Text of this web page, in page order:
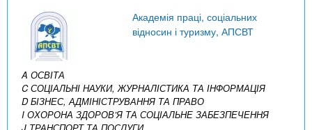
Академія праці, соціальних
відносин і туризму, АПСВТ
A ОСВІТА
C СОЦІАЛЬНІ НАУКИ, ЖУРНАЛІСТИКА ТА ІНФОРМАЦІЯ
D БІЗНЕС, АДМІНІСТРУВАННЯ ТА ПРАВО
I ОХОРОНА ЗДОРОВ’Я ТА СОЦІАЛЬНЕ ЗАБЕЗПЕЧЕННЯ
J ТРАНСПОРТ ТА ПОСЛУГИ